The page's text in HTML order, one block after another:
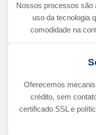
Nossos processos são
uso da tecnologia
comodidade na
Oferecemos
crédito, sem
certificado SSL e